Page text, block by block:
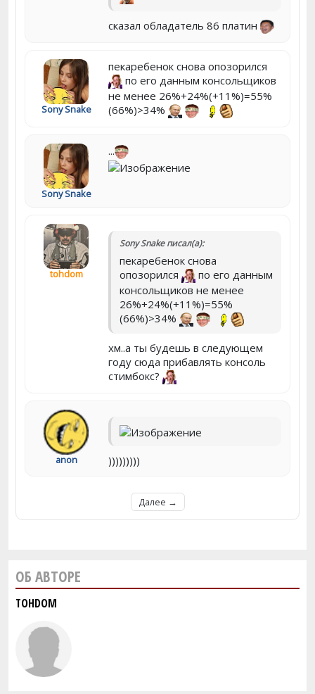
сказал обладатель 86 платин
Sony Snake
пекаребенок снова опозорился
по его данным консольщиков
не менее 26%+24%(+11%)=55%
(66%)>34%
Sony Snake
...
tohdom
Sony Snake писал(а):
пекаребенок снова
опозорился
по его данным
консольщиков не менее
26%+24%(+11%)=55%
(66%)>34%
хм..а ты будешь в следующем
году сюда прибавлять консоль
стимбокс?
anon )))))))))
Далее →
ОБ АВТОРЕ
TOHDOM